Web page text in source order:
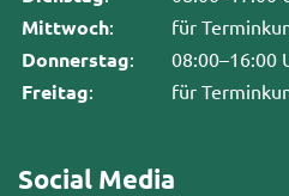
Mittwoch: für
Donnerstag: 08:00–16:00
Freitag: für
Social Media